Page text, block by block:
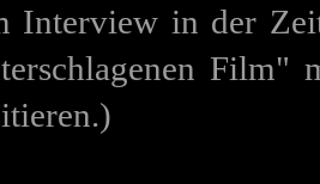
Interview in der
Film"